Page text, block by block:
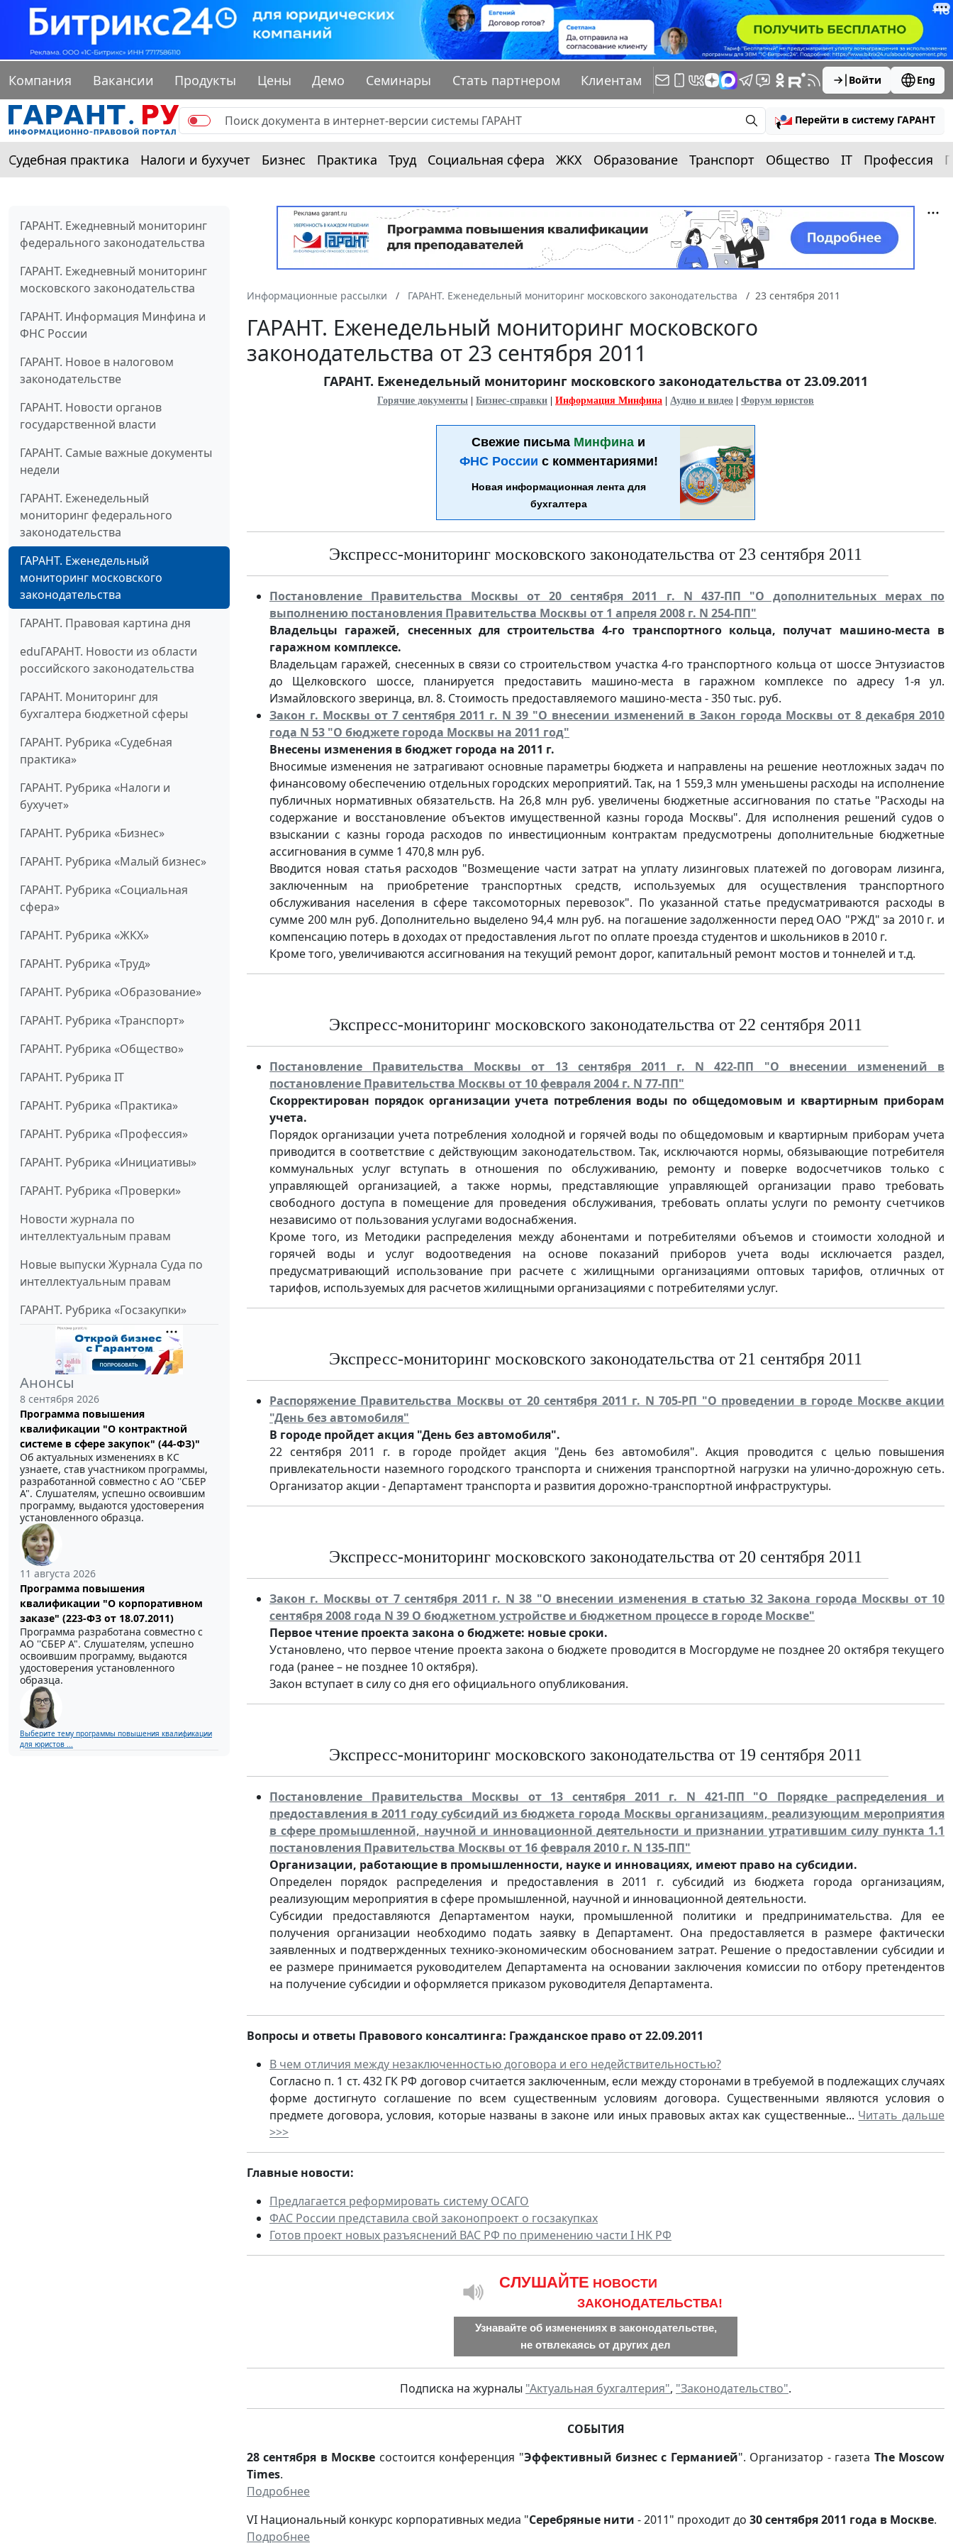
Компания Вакансии Продукты Цены Демо Семинары Стать партнером Клиентам Войти Eng
Перейти в систему ГАРАНТ
Судебная практика Налоги и бухучет Бизнес Практика Труд Социальная сфера ЖКХ Образование Транспорт Общество IT Профессия
ГАРАНТ. Ежедневный мониторинг
федерального законодательства
ГАРАНТ. Ежедневный мониторинг
московского законодательства
ГАРАНТ. Информация Минфина и
ФНС России
ГАРАНТ. Новое в налоговом
законодательстве
ГАРАНТ. Новости органов
государственной власти
ГАРАНТ. Самые важные документы
недели
ГАРАНТ. Еженедельный
мониторинг федерального
законодательства
ГАРАНТ. Еженедельный
мониторинг московского
законодательства
ГАРАНТ. Правовая картина дня
eduГАРАНТ. Новости из области
российского законодательства
ГАРАНТ. Мониторинг для
бухгалтера бюджетной сферы
ГАРАНТ. Рубрика «Судебная
практика»
ГАРАНТ. Рубрика «Налоги и
бухучет»
ГАРАНТ. Рубрика «Бизнес»
ГАРАНТ. Рубрика «Малый бизнес»
ГАРАНТ. Рубрика «Социальная
сфера»
ГАРАНТ. Рубрика «ЖКХ»
ГАРАНТ. Рубрика «Труд»
ГАРАНТ. Рубрика «Образование»
ГАРАНТ. Рубрика «Транспорт»
ГАРАНТ. Рубрика «Общество»
ГАРАНТ. Рубрика IT
ГАРАНТ. Рубрика «Практика»
ГАРАНТ. Рубрика «Профессия»
ГАРАНТ. Рубрика «Инициативы»
ГАРАНТ. Рубрика «Проверки»
Новости журнала по
интеллектуальным правам
Новые выпуски Журнала Суда по
интеллектуальным правам
ГАРАНТ. Рубрика «Госзакупки»
Анонсы
8 сентября 2026
Программа повышения
квалификации "О контрактной
системе в сфере закупок" (44-ФЗ)"
Об актуальных изменениях в КС
узнаете, став участником программы,
разработанной совместно с АО ''СБЕР
А". Слушателям, успешно освоившим
программу, выдаются удостоверения
установленного образца.
11 августа 2026
Программа повышения
квалификации "О корпоративном
заказе" (223-ФЗ от 18.07.2011)
Программа разработана совместно с
АО ''СБЕР А". Слушателям, успешно
освоившим программу, выдаются
удостоверения установленного
образца.
Выберите тему программы повышения квалификации
для юристов ...
Информационные рассылки ГАРАНТ. Еженедельный мониторинг московского законодательства 23 сентября 2011
ГАРАНТ. Еженедельный мониторинг московского
законодательства от 23 сентября 2011
ГАРАНТ. Еженедельный мониторинг московского законодательства от 23.09.2011
Горячие документы Бизнес-справки Информация Минфина Аудио и видео Форум юристов
Свежие письма Минфина и
ФНС России с комментариями!
Новая информационная лента для
бухгалтера
Экспресс-мониторинг московского законодательства от 23 сентября 2011
Постановление Правительства Москвы от 20 сентября 2011 г. N 437-ПП "О дополнительных мерах по
выполнению постановления Правительства Москвы от 1 апреля 2008 г. N 254-ПП"
Владельцы гаражей, снесенных для строительства 4-го транспортного кольца, получат машино-места в
гаражном комплексе.
Владельцам гаражей, снесенных в связи со строительством участка 4-го транспортного кольца от шоссе Энтузиастов
до Щелковского шоссе, планируется предоставить машино-места в гаражном комплексе по адресу 1-я ул.
Измайловского зверинца, вл. 8. Стоимость предоставляемого машино-места - 350 тыс. руб.
Закон г. Москвы от 7 сентября 2011 г. N 39 "О внесении изменений в Закон города Москвы от 8 декабря 2010
года N 53 "О бюджете города Москвы на 2011 год"
Внесены изменения в бюджет города на 2011 г.
Вносимые изменения не затрагивают основные параметры бюджета и направлены на решение неотложных задач по
финансовому обеспечению отдельных городских мероприятий. Так, на 1 559,3 млн уменьшены расходы на исполнение
публичных нормативных обязательств. На 26,8 млн руб. увеличены бюджетные ассигнования по статье "Расходы на
содержание и восстановление объектов имущественной казны города Москвы". Для исполнения решений судов о
взыскании с казны города расходов по инвестиционным контрактам предусмотрены дополнительные бюджетные
ассигнования в сумме 1 470,8 млн руб.
Вводится новая статья расходов "Возмещение части затрат на уплату лизинговых платежей по договорам лизинга,
заключенным на приобретение транспортных средств, используемых для осуществления транспортного
обслуживания населения в сфере таксомоторных перевозок". По указанной статье предусматриваются расходы в
сумме 200 млн руб. Дополнительно выделено 94,4 млн руб. на погашение задолженности перед ОАО "РЖД" за 2010 г. и
компенсацию потерь в доходах от предоставления льгот по оплате проезда студентов и школьников в 2010 г.
Кроме того, увеличиваются ассигнования на текущий ремонт дорог, капитальный ремонт мостов и тоннелей и т.д.
Экспресс-мониторинг московского законодательства от 22 сентября 2011
Постановление Правительства Москвы от 13 сентября 2011 г. N 422-ПП "О внесении изменений в
постановление Правительства Москвы от 10 февраля 2004 г. N 77-ПП"
Скорректирован порядок организации учета потребления воды по общедомовым и квартирным приборам
учета.
Порядок организации учета потребления холодной и горячей воды по общедомовым и квартирным приборам учета
приводится в соответствие с действующим законодательством. Так, исключаются нормы, обязывающие потребителя
коммунальных услуг вступать в отношения по обслуживанию, ремонту и поверке водосчетчиков только с
управляющей организацией, а также нормы, представляющие управляющей организации право требовать
свободного доступа в помещение для проведения обслуживания, требовать оплаты услуги по ремонту счетчиков
независимо от пользования услугами водоснабжения.
Кроме того, из Методики распределения между абонентами и потребителями объемов и стоимости холодной и
горячей воды и услуг водоотведения на основе показаний приборов учета воды исключается раздел,
предусматривающий использование при расчете с жилищными организациями оптовых тарифов, отличных от
тарифов, используемых для расчетов жилищными организациями с потребителями услуг.
Экспресс-мониторинг московского законодательства от 21 сентября 2011
Распоряжение Правительства Москвы от 20 сентября 2011 г. N 705-РП "О проведении в городе Москве акции
"День без автомобиля"
В городе пройдет акция "День без автомобиля".
22 сентября 2011 г. в городе пройдет акция "День без автомобиля". Акция проводится с целью повышения
привлекательности наземного городского транспорта и снижения транспортной нагрузки на улично-дорожную сеть.
Организатор акции - Департамент транспорта и развития дорожно-транспортной инфраструктуры.
Экспресс-мониторинг московского законодательства от 20 сентября 2011
Закон г. Москвы от 7 сентября 2011 г. N 38 "О внесении изменения в статью 32 Закона города Москвы от 10
сентября 2008 года N 39 О бюджетном устройстве и бюджетном процессе в городе Москве"
Первое чтение проекта закона о бюджете: новые сроки.
Установлено, что первое чтение проекта закона о бюджете проводится в Мосгордуме не позднее 20 октября текущего
года (ранее – не позднее 10 октября).
Закон вступает в силу со дня его официального опубликования.
Экспресс-мониторинг московского законодательства от 19 сентября 2011
Постановление Правительства Москвы от 13 сентября 2011 г. N 421-ПП "О Порядке распределения и
предоставления в 2011 году субсидий из бюджета города Москвы организациям, реализующим мероприятия
в сфере промышленной, научной и инновационной деятельности и признании утратившим силу пункта 1.1
постановления Правительства Москвы от 16 февраля 2010 г. N 135-ПП"
Организации, работающие в промышленности, науке и инновациях, имеют право на субсидии.
Определен порядок распределения и предоставления в 2011 г. субсидий из бюджета города организациям,
реализующим мероприятия в сфере промышленной, научной и инновационной деятельности.
Субсидии предоставляются Департаментом науки, промышленной политики и предпринимательства. Для ее
получения организации необходимо подать заявку в Департамент. Она предоставляется в размере фактически
заявленных и подтвержденных технико-экономическим обоснованием затрат. Решение о предоставлении субсидии и
ее размере принимается руководителем Департамента на основании заключения комиссии по отбору претендентов
на получение субсидии и оформляется приказом руководителя Департамента.
Вопросы и ответы Правового консалтинга: Гражданское право от 22.09.2011
В чем отличия между незаключенностью договора и его недействительностью?
Согласно п. 1 ст. 432 ГК РФ договор считается заключенным, если между сторонами в требуемой в подлежащих случаях
форме достигнуто соглашение по всем существенным условиям договора. Существенными являются условия о
предмете договора, условия, которые названы в законе или иных правовых актах как существенные... Читать дальше
>>>
Главные новости:
Предлагается реформировать систему ОСАГО
ФАС России представила свой законопроект о госзакупках
Готов проект новых разъяснений ВАС РФ по применению части I НК РФ
CЛУШАЙТЕ НОВОСТИ
ЗАКОНОДАТЕЛЬСТВА!
Узнавайте об изменениях в законодательстве,
не отвлекаясь от других дел
Подписка на журналы "Актуальная бухгалтерия", "Законодательство".
СОБЫТИЯ
28 сентября в Москве состоится конференция "Эффективный бизнес с Германией". Организатор - газета The Moscow
Times.
Подробнее
VI Национальный конкурс корпоративных медиа "Серебряные нити - 2011" проходит до 30 сентября 2011 года в Москве.
Подробнее